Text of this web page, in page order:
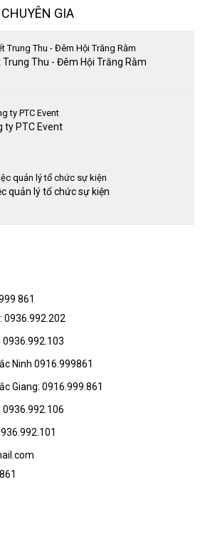
GIA
Trung Thu - Đêm Hội Trăng Rằm
ty PTC Event
quản lý tổ chức sự kiện
861
0936.992.202
0936.992.103
Ninh 0916.999861
Giang: 0916.999.861
0936.992.106